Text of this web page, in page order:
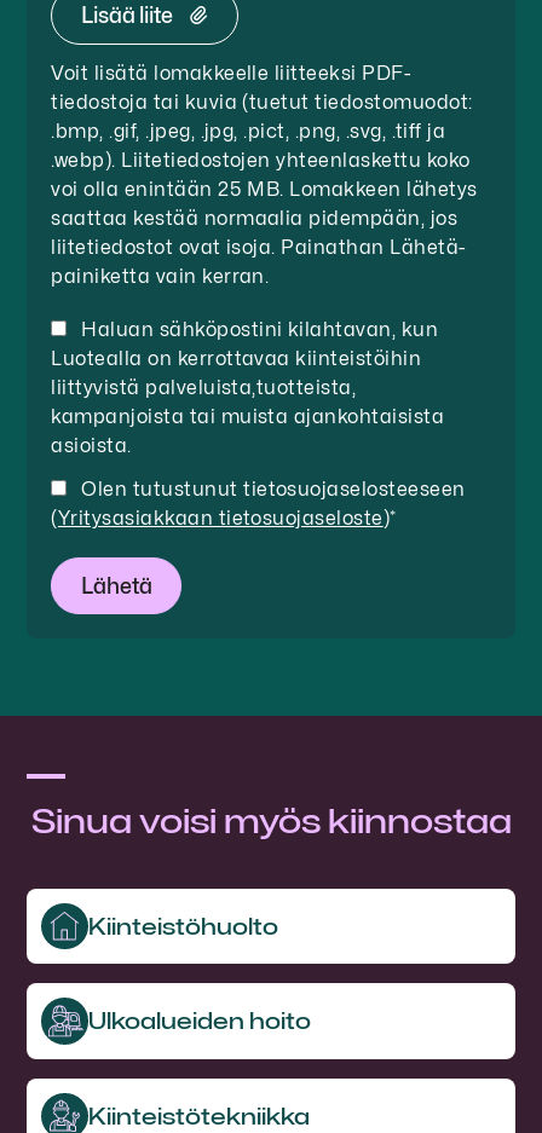
Lisää liite
Voit lisätä lomakkeelle liitteeksi PDF-
tiedostoja tai kuvia (tuetut tiedostomuodot:
.bmp, .gif, .jpeg, .jpg, .pict, .png, .svg, .tiff ja
.webp). Liitetiedostojen yhteenlaskettu koko
voi olla enintään 25 MB. Lomakkeen lähetys
saattaa kestää normaalia pidempään, jos
liitetiedostot ovat isoja. Painathan Lähetä-
painiketta vain kerran.
Haluan sähköpostini kilahtavan, kun
Luotealla on kerrottavaa kiinteistöihin
liittyvistä palveluista,tuotteista,
kampanjoista tai muista ajankohtaisista
asioista.​
Olen tutustunut tietosuojaselosteeseen
(Yritysasiakkaan tietosuojaseloste)*
Sinua voisi myös kiinnostaa
Kiinteistö­huolto
Ulkoalueiden hoito
Kiinteistö­tekniikka